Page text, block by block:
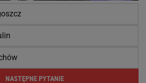
NASTĘPNE PYTANIE